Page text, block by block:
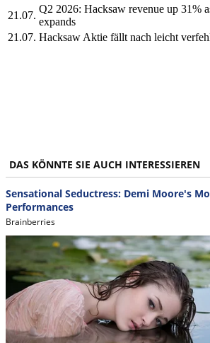
21.07.
Q2 2026: Hacksaw revenue up 31%
expands
21.07. Hacksaw Aktie fällt nach leicht